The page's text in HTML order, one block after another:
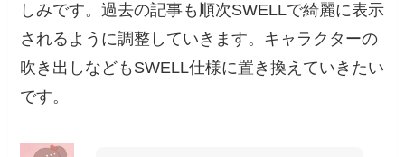
しみです。過去の記事も順次SWELLで綺麗に表示
されるように調整していきます。キャラクターの
吹き出しなどもSWELL仕様に置き換えていきたい
です。